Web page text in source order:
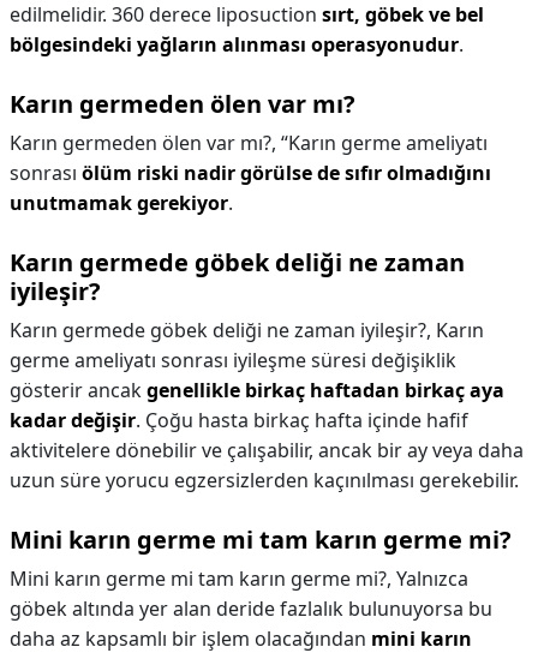
edilmelidir. 360 derece liposuction sırt, göbek ve bel
bölgesindeki yağların alınması operasyonudur.
Karın germeden ölen var mı?
Karın germeden ölen var mı?, “Karın germe ameliyatı
sonrası ölüm riski nadir görülse de sıfır olmadığını
unutmamak gerekiyor.
Karın germede göbek deliği ne zaman
iyileşir?
Karın germede göbek deliği ne zaman iyileşir?, Karın
germe ameliyatı sonrası iyileşme süresi değişiklik
gösterir ancakgenellikle birkaç haftadan birkaç aya
kadar değişir. Çoğu hasta birkaç hafta içinde hafif
aktivitelere dönebilir ve çalışabilir, ancak bir ay veya daha
uzun süre yorucu egzersizlerden kaçınılması gerekebilir.
Mini karın germe mi tam karın germe mi?
Mini karın germe mi tam karın germe mi?, Yalnızca
göbek altında yer alan deride fazlalık bulunuyorsa bu
daha az kapsamlı bir işlem olacağından mini karın